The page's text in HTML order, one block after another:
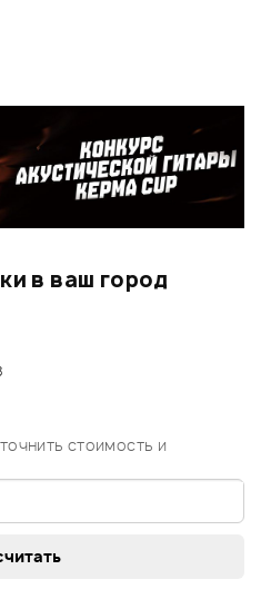
в ваш город
стоимость и